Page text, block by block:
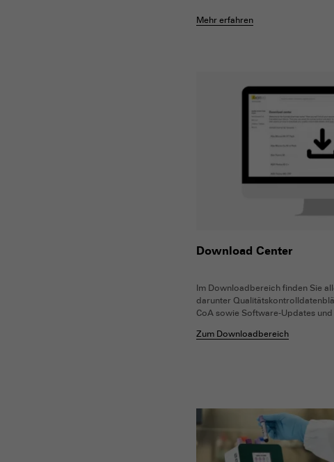
Mehr erfahren
Download Center
Im Downloadbereich finden Sie
darunter
CoA sowie Software-Updates
Zum Downloadbereich